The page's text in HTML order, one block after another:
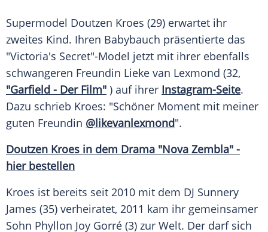
Supermodel Doutzen Kroes (29) erwartet ihr
zweites Kind. Ihren Babybauch präsentierte das
"Victoria's Secret"-Model jetzt mit ihrer ebenfalls
schwangeren Freundin Lieke van Lexmond (32,
"Garfield - Der Film" ) auf ihrer Instagram-Seite.
Dazu schrieb Kroes: "Schöner Moment mit meiner
guten Freundin @likevanlexmond".
Doutzen Kroes in dem Drama "Nova Zembla" -
hier bestellen
Kroes ist bereits seit 2010 mit dem DJ Sunnery
James (35) verheiratet, 2011 kam ihr gemeinsamer
Sohn Phyllon Joy Gorré (3) zur Welt. Der darf sich